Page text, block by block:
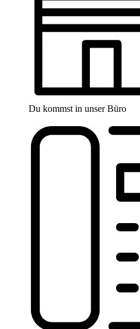
Du kommst in unser Büro